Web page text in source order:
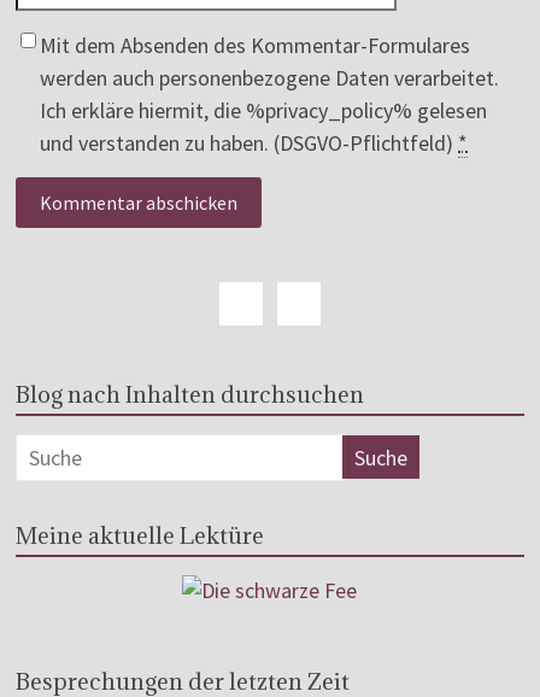
Mit dem Absenden des Kommentar-Formulares
werden auch personenbezogene Daten verarbeitet.
Ich erkläre hiermit, die %privacy_policy% gelesen
und verstanden zu haben. (DSGVO-Pflichtfeld) *
Blog nach Inhalten durchsuchen
Meine aktuelle Lektüre
Besprechungen der letzten Zeit